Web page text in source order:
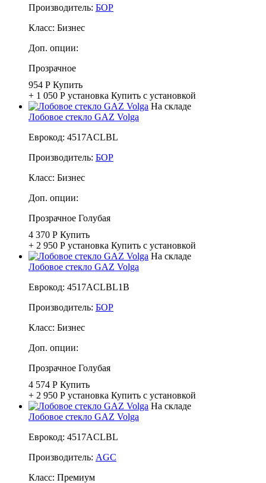
Производитель: БОР
Класс: Бизнес
Доп. опции:
Прозрачное
954 Р Купить
+ 1 050 Р установка Купить с установкой
На складе
Лобовое стекло GAZ Volga
Еврокод: 4517ACLBL
Производитель: БОР
Класс: Бизнес
Доп. опции:
Прозрачное Голубая
4 370 Р Купить
+ 2 950 Р установка Купить с установкой
На складе
Лобовое стекло GAZ Volga
Еврокод: 4517ACLBL1B
Производитель: БОР
Класс: Бизнес
Доп. опции:
Прозрачное Голубая
4 574 Р Купить
+ 2 950 Р установка Купить с установкой
На складе
Лобовое стекло GAZ Volga
Еврокод: 4517ACLBL
Производитель: AGC
Класс: Премиум